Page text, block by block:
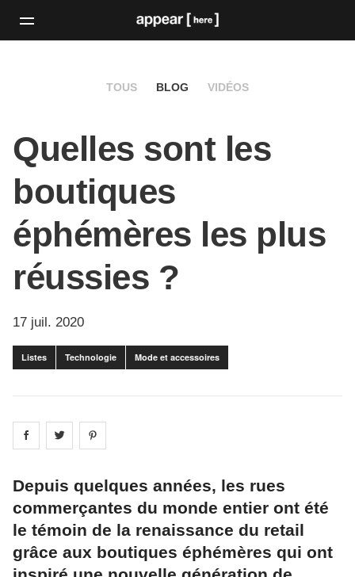
TOUS BLOG VIDÉOS
Quelles sont les
boutiques
éphémères les plus
réussies ?
17 juil. 2020
Listes Technologie Mode et accessoires
Share on facebook
Share on
Depuis quelques années, les rues
commerçantes du monde entier ont été
le témoin de la renaissance du retail
grâce aux boutiques éphémères qui ont